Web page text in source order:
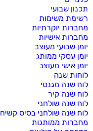
תכנון שבועי
רשימת משימות
מחברות יוקרתיות
מחברות אישיות
יומן שבועי מעוצב
יומן עסקי ממותג
יומן אישי מעוצב
לוחות שנה
לוח שנה מגנטי
לוח שנה קיר
לוח שנה שולחני
לוח שנה שולחני בסיס קשיח
מחברות ממותגות